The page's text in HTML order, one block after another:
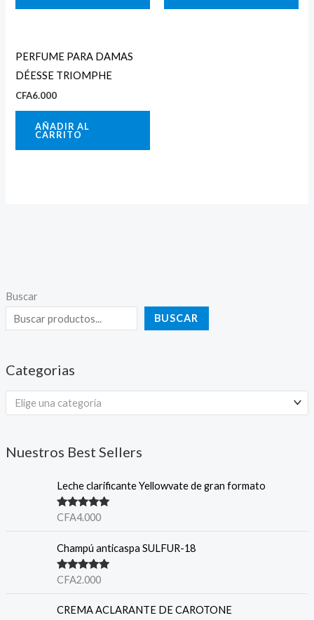
Buscar
BUSCAR
Categorias
Elige una categoría
Nuestros Best Sellers
Leche clarificante Yellowvate de gran formato
Valorado en
CFA4.000
Champú anticaspa SULFUR-18
Valorado en
CFA2.000
CREMA ACLARANTE DE CAROTONE
PERFUME PARA DAMAS
DÉESSE TRIOMPHE
CFA6.000
AÑADIR AL
CARRITO